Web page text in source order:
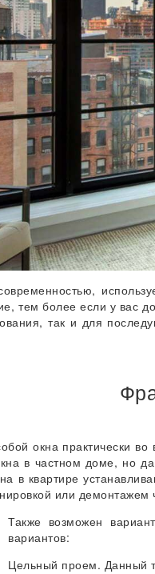
тем более если у вас
так и для
окна практически
в частном доме, но
в квартире
или демонтажем
Также возможен
вариантов:
Цельный проем. Данный